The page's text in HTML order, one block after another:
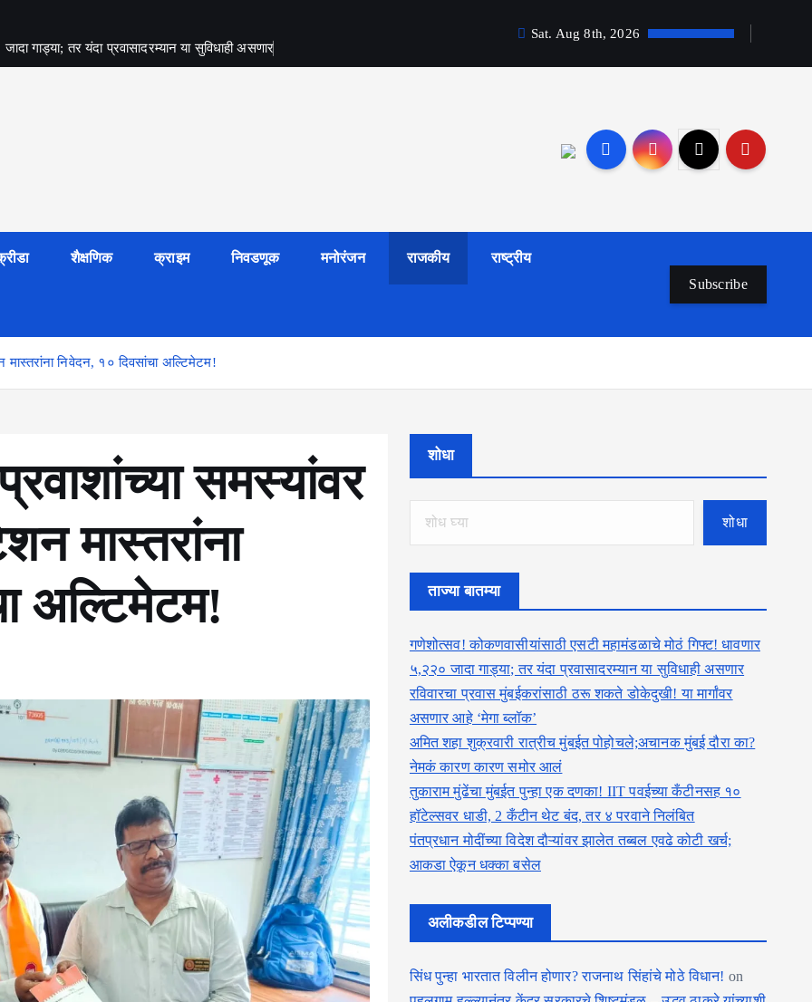
गाड्या; तर यंदा प्रवासादरम्यान या सुविधाही असणार
Sat. Aug 8th, 2026
शैक्षणिक क्राइम निवडणूक मनोरंजन राजकीय राष्ट्रीय
Subscribe
निवेदन, १० दिवसांचा अल्टिमेटम!
समस्यांवर
मास्तरांना
अल्टिमेटम!
शोधा
शोधा
ताज्या बातम्या
गणेशोत्सव! कोकणवासीयांसाठी एसटी महामंडळाचे मोठं गिफ्ट! धावणार
५,२२० जादा गाड्या; तर यंदा प्रवासादरम्यान या सुविधाही असणार
रविवारचा प्रवास मुंबईकरांसाठी ठरू शकते डोकेदुखी! या मार्गांवर
असणार आहे ‘मेगा ब्लॉक’
अमित शहा शुक्रवारी रात्रीच मुंबईत पोहोचले;अचानक मुंबई दौरा का?
नेमकं कारण कारण समोर आलं
तुकाराम मुंढेंचा मुंबईत पुन्हा एक दणका! IIT पवईच्या कँटीनसह १०
हॉटेल्सवर धाडी, 2 कँटीन थेट बंद, तर ४ परवाने निलंबित
पंतप्रधान मोदींच्या विदेश दौऱ्यांवर झालेत तब्बल एवढे कोटी खर्च;
आकडा ऐकून धक्का बसेल
अलीकडील टिप्पण्या
सिंध पुन्हा भारतात विलीन होणार? राजनाथ सिंहांचे मोठे विधान! on